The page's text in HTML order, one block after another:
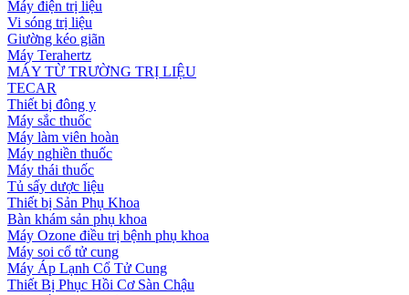
Máy điện trị liệu
Vi sóng trị liệu
Giường kéo giãn
Máy Terahertz
MÁY TỪ TRƯỜNG TRỊ LIỆU
TECAR
Thiết bị đông y
Máy sắc thuốc
Máy làm viên hoàn
Máy nghiền thuốc
Máy thái thuốc
Tủ sấy dược liệu
Thiết bị Sản Phụ Khoa
Bàn khám sản phụ khoa
Máy Ozone điều trị bệnh phụ khoa
Máy soi cổ tử cung
Máy Áp Lạnh Cổ Tử Cung
Thiết Bị Phục Hồi Cơ Sàn Chậu